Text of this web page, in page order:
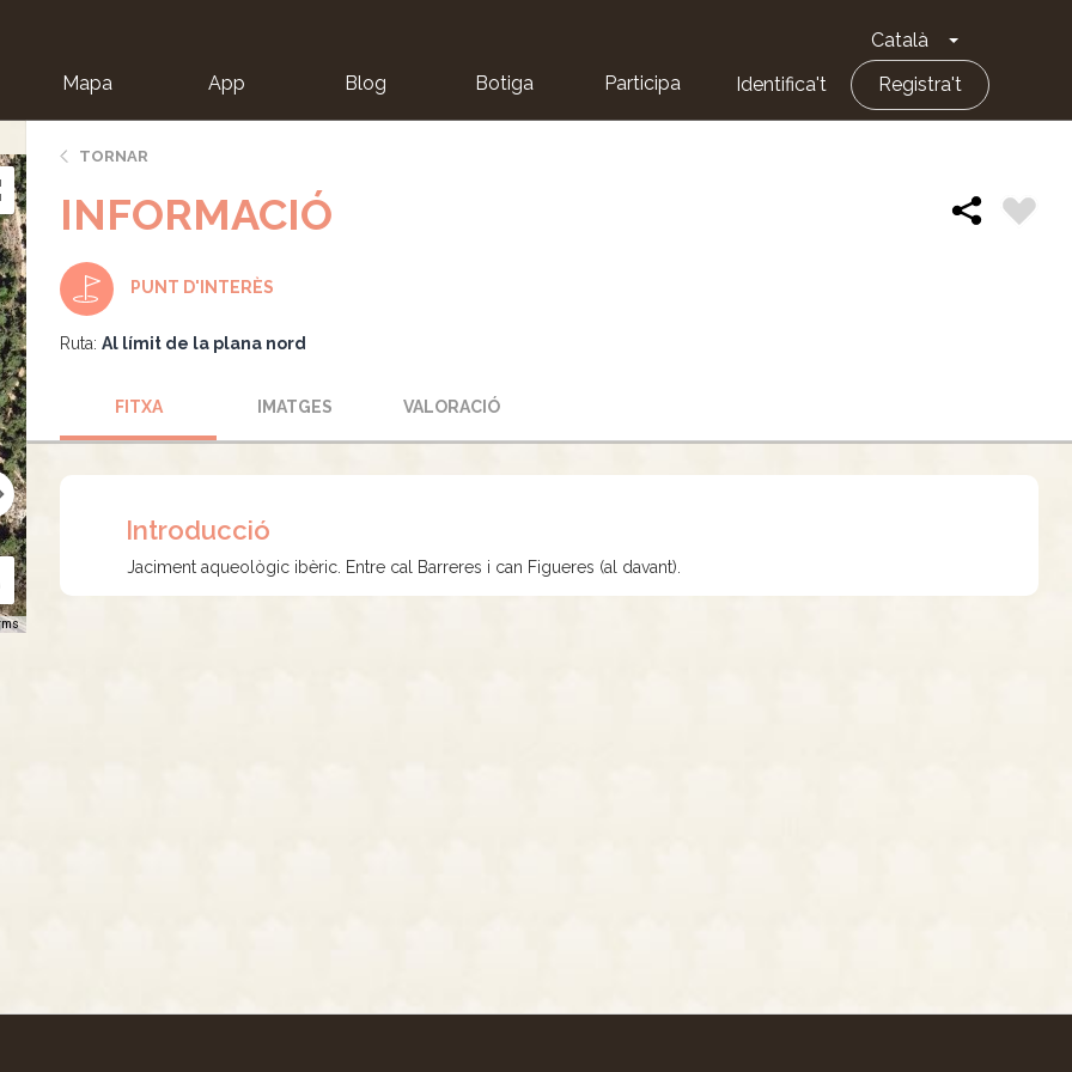
Català Toggle
Mapa App Blog Botiga Participa Identifica't Registra't
TORNAR
INFORMACIÓ
PUNT D'INTERÈS
Ruta: Al límit de la plana nord
FITXA IMATGES VALORACIÓ
Introducció
Jaciment aqueològic ibèric. Entre cal Barreres i can Figueres (al davant).